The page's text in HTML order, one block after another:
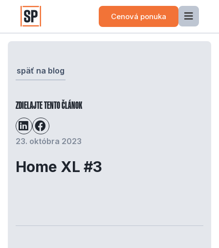
Cenová ponuka
späť na blog
ZDIELAJTE TENTO ČLÁNOK
23. októbra 2023
Home XL #3